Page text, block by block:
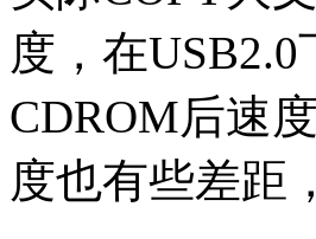
度，在
CDROM后速
度也有些差距